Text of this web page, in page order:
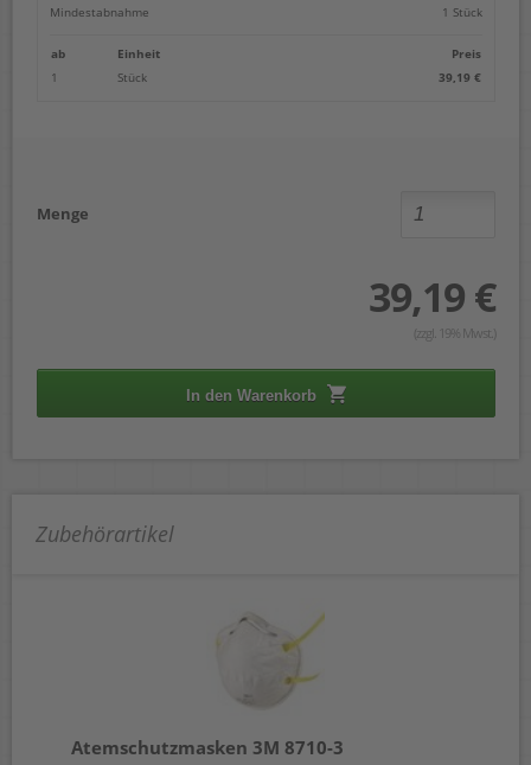
Mindestabnahme
1 Stück
ab Einheit
Preis
1
Stück 39,19 €
Menge
39,19 €
(zzgl. 19% Mwst.)
In den Warenkorb
Zubehörartikel
Atemschutzmasken 3M 8710-3